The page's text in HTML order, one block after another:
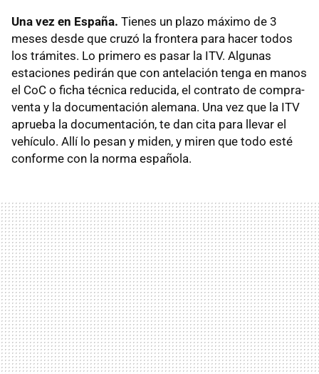
Una vez en España. Tienes un plazo máximo de 3
meses desde que cruzó la frontera para hacer todos
los trámites. Lo primero es pasar la ITV. Algunas
estaciones pedirán que con antelación tenga en manos
el CoC o ficha técnica reducida, el contrato de compra-
venta y la documentación alemana. Una vez que la ITV
aprueba la documentación, te dan cita para llevar el
vehículo. Allí lo pesan y miden, y miren que todo esté
conforme con la norma española.